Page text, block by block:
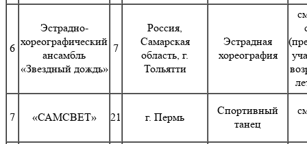
6
Эстрадно-
хореографический
ансамбль
«Звездный дождь»
7
Россия,
Самарская
область, г.
Тольятти
Эстрадная
хореография
7 «САМСВЕТ» 21 г. Пермь
Спортивный
танец